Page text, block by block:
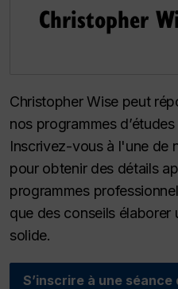
Christopher
Christopher Wise peut
nos programmes
Inscrivez-vous à l'une de
pour obtenir des détails
programmes
que des conseils
solide.
S’inscrire à une séance